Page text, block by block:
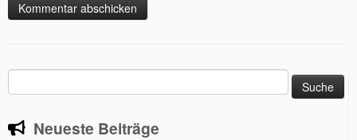
nach:
Neueste Beiträge